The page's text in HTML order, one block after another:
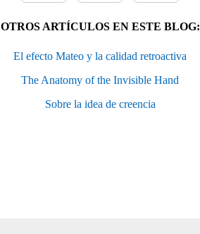
OTROS ARTÍCULOS EN ESTE BLOG:
El efecto Mateo y la calidad retroactiva
The Anatomy of the Invisible Hand
Sobre la idea de creencia